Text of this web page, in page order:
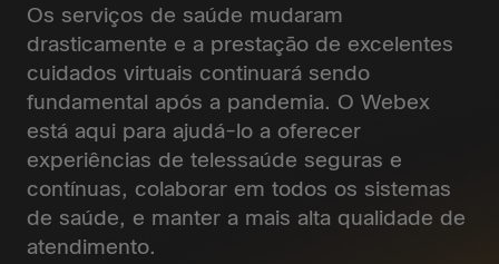
Os serviços de saúde mudaram
drasticamente e a prestação de excelentes
cuidados virtuais continuará sendo
fundamental após a pandemia. O Webex
está aqui para ajudá-lo a oferecer
experiências de telessaúde seguras e
contínuas, colaborar em todos os sistemas
de saúde, e manter a mais alta qualidade de
atendimento.